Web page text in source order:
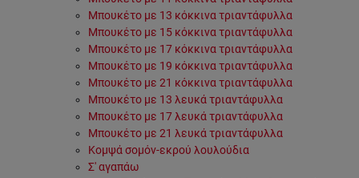
Μπουκέτο με 13 κόκκινα τριαντάφυλλα
Μπουκέτο με 15 κόκκινα τριαντάφυλλα
Μπουκέτο με 17 κόκκινα τριαντάφυλλα
Μπουκέτο με 19 κόκκινα τριαντάφυλλα
Μπουκέτο με 21 κόκκινα τριαντάφυλλα
Μπουκέτο με 13 λευκά τριαντάφυλλα
Μπουκέτο με 17 λευκά τριαντάφυλλα
Μπουκέτο με 21 λευκά τριαντάφυλλα
Κομψά σομόν-εκρού λουλούδια
Σ' αγαπάω